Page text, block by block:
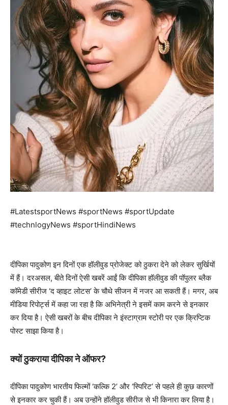
#LatestsportNews #sportNews #sportUpdate
#technlogyNews #sportHindiNews
दीपिका पादुकोण इन दिनों एक हॉलीवुड प्रोजेक्ट को ठुकरा देने को लेकर सुर्खियों
में हैं। दरअसल, बीते दिनों ऐसी खबरें आईं कि दीपिका हॉलीवुड की पॉपुलर ब्लैक
कॉमेडी सीरीज ‘द व्हाइट लोटस’ के चौथे सीजन में नजर आ सकती हैं। मगर, अब
मीडिया रिपोर्ट्स में कहा जा रहा है कि अभिनेत्री ने इसमें काम करने से इनकार
कर दिया है। ऐसी खबरों के बीच दीपिका ने इंस्टाग्राम स्टोरी पर एक क्रिप्टिक
पोस्ट साझा किया है।
क्यों ठुकराया दीपिका ने ऑफर?
दीपिका पादुकोण भारतीय फिल्मों ‘कल्कि 2’ और ‘स्पिरिट’ से पहले ही कुछ कारणों
से इनकार कर चुकी हैं। अब उन्होंने हॉलीवुड सीरीज से भी किनारा कर लिया है।